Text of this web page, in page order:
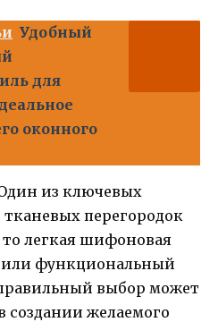
Удобный
для
оконного
из ключевых
перегородок
легкая шифоновая
или функциональный
выбор может
создании желаемого